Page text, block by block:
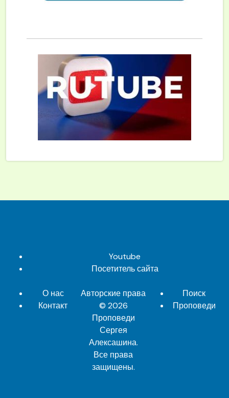
Youtube
Посетитель сайта
О нас
Контакт
Авторские права
© 2026
Проповеди
Сергея
Алексашина.
Все права
защищены.
Поиск
Проповеди